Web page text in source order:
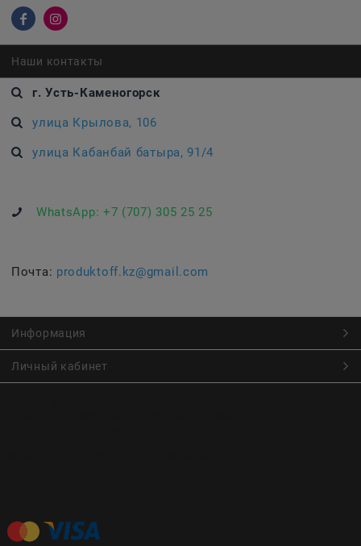
Наши контакты
г. Усть-Каменогорск
улица Крылова, 106
улица Кабанбай батыра, 91/4
WhatsApp: +7 (707) 305 25 25
Почта: produktoff.kz@gmail.com
Информация
Личный кабинет